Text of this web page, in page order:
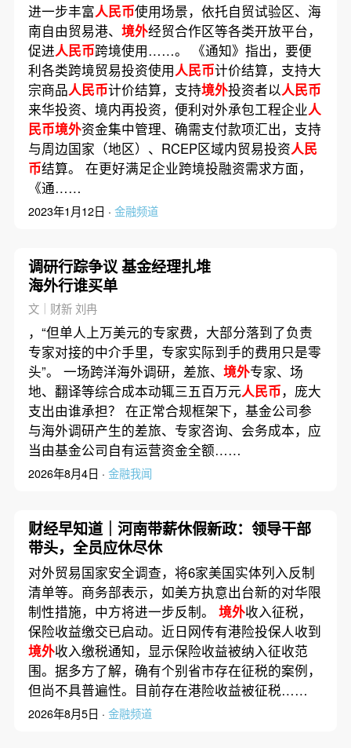
进一步丰富人民币使用场景，依托自贸试验区、海
南自由贸易港、 境外经贸合作区等各类开放平台，
促进人民币跨境使用……。 《通知》指出，要便
利各类跨境贸易投资使用人民币计价结算，支持大
宗商品人民币计价结算，支持境外投资者以人民币
来华投资、境内再投资，便利对外承包工程企业人
民币境外资金集中管理、确需支付款项汇出，支持
与周边国家（地区）、RCEP区域内贸易投资人民
币结算。 在更好满足企业跨境投融资需求方面，
《通……
2023年1月12日 · 金融频道
调研行踪争议 基金经理扎堆
海外行谁买单
文｜财新 刘冉
，“但单人上万美元的专家费，大部分落到了负责
专家对接的中介手里，专家实际到手的费用只是零
头”。 一场跨洋海外调研，差旅、 境外专家、场
地、翻译等综合成本动辄三五百万元人民币，庞大
支出由谁承担？ 在正常合规框架下，基金公司参
与海外调研产生的差旅、专家咨询、会务成本，应
当由基金公司自有运营资金全额……
2026年8月4日 · 金融我闻
财经早知道｜河南带薪休假新政：领导干部
带头，全员应休尽休
对外贸易国家安全调查，将6家美国实体列入反制
清单等。商务部表示，如美方执意出台新的对华限
制性措施，中方将进一步反制。 境外收入征税，
保险收益缴交已启动。近日网传有港险投保人收到
境外收入缴税通知，显示保险收益被纳入征收范
围。据多方了解，确有个别省市存在征税的案例，
但尚不具普遍性。目前存在港险收益被征税……
2026年8月5日 · 金融频道